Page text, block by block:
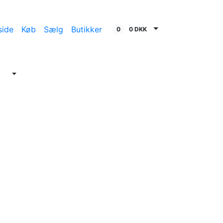
Køb Sælg Butikker 0 0 DKK